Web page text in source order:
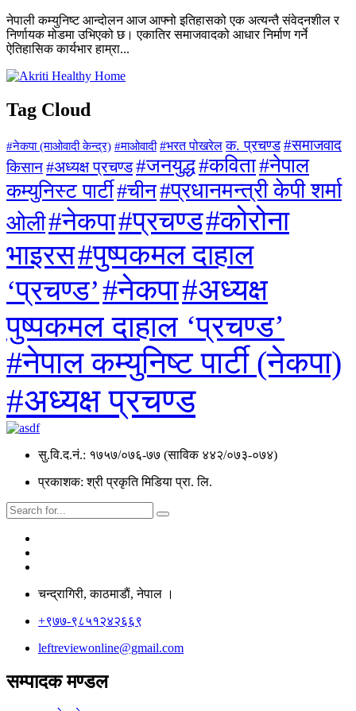
नेपाली कम्युनिष्ट आन्दोलन आज आफ्नो इतिहासको एक अत्यन्तै संवेदनशील र
निर्णायक मोडमा उभिएको छ। एकातिर समाजवादको आधार निर्माण गर्ने
ऐतिहासिक कार्यभार हाम्रा...
Tag Cloud
#नेकपा (माओवादी केन्द्र) #माओवादी #भरत पोखरेल क. प्रचण्ड #समाजवाद
किसान#अध्यक्ष प्रचण्ड#जनयुद्ध#कविता#नेपाल
कम्युनिस्ट पार्टी#चीन#प्रधानमन्त्री केपी शर्मा
ओली#नेकपा#प्रचण्ड#कोरोना
भाइरस#पुष्पकमल दाहाल
‘प्रचण्ड’#नेकपा#अध्यक्ष
पुष्पकमल दाहाल ‘प्रचण्ड’
#नेपाल कम्युनिष्ट पार्टी (नेकपा)
#अध्यक्ष प्रचण्ड
सु.वि.द.नं.: १७५७/०७६-७७ (साविक ४४२/०७३-०७४)
प्रकाशक: श्री प्रकृति मिडिया प्रा. लि.
चन्द्रागिरी, काठमाडाैं, नेपाल ।
+९७७-९८५१२४२६६९
leftreviewonline@gmail.com
सम्पादक मण्डल